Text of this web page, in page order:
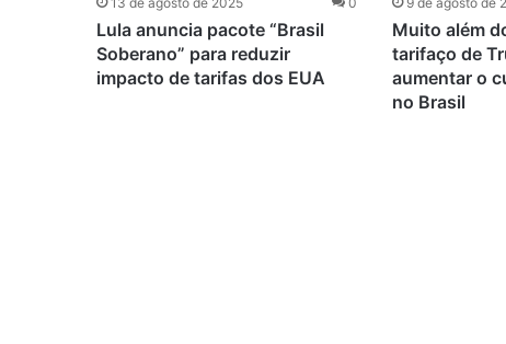
Lula anuncia pacote “Brasil
Soberano” para reduzir
impacto de tarifas dos EUA
Muito além
tarifaço de
aumentar o
no Brasil